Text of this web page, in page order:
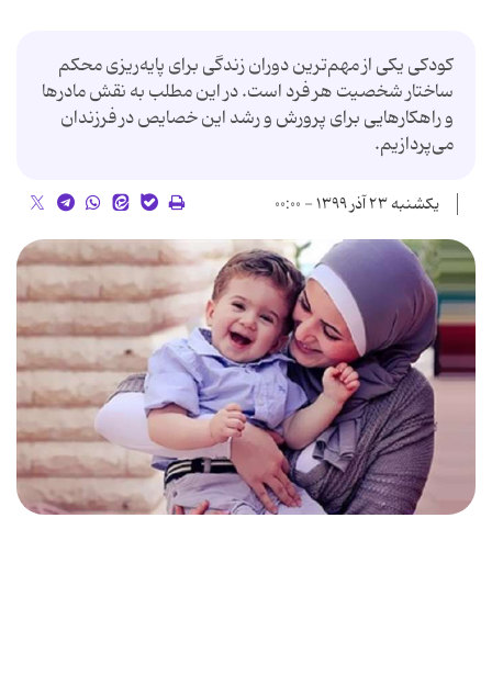
کودکی یکی از مهم‌ترین دوران زندگی برای پایه‌ریزی محکم
ساختار شخصیت هر فرد است. در این مطلب به نقش مادرها
و راهکارهایی برای پرورش و رشد این خصایص در فرزندان‌
می‌پردازیم.
یکشنبه ۲۳ آذر ۱۳۹۹ - ۰۰:۰۰